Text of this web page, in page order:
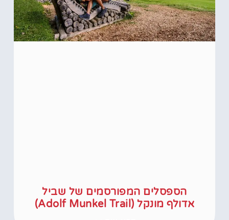
הספסלים המפורסמים של שביל
אדולף מונקל (Adolf Munkel Trail)